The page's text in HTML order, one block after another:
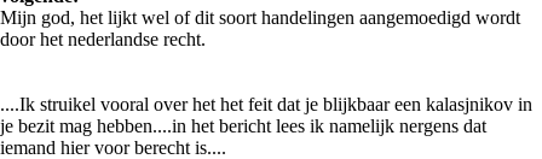
Mijn god, het lijkt wel of dit soort handelingen aangemoedigd wordt
door het nederlandse recht.
....Ik struikel vooral over het het feit dat je blijkbaar een kalasjnikov in
je bezit mag hebben....in het bericht lees ik namelijk nergens dat
iemand hier voor berecht is....